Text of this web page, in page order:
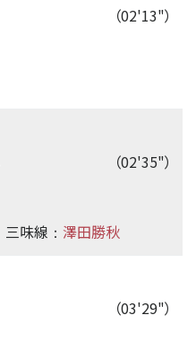
（02'13"）
（02'35"）
三味線 ： 澤田勝秋
（03'29"）